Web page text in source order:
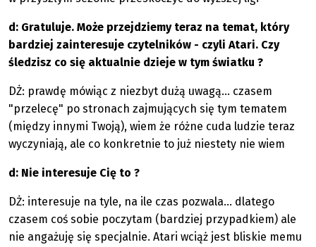
d: Gratuluje. Może przejdziemy teraz na temat, który
bardziej zainteresuje czytelników - czyli Atari. Czy
śledzisz co się aktualnie dzieje w tym światku ?
DŻ: prawdę mówiąc z niezbyt dużą uwagą... czasem
"przelecę" po stronach zajmujących się tym tematem
(między innymi Twoją), wiem że różne cuda ludzie teraz
wyczyniają, ale co konkretnie to już niestety nie wiem
d: Nie interesuje Cię to ?
DŻ: interesuje na tyle, na ile czas pozwala... dlatego
czasem coś sobie poczytam (bardziej przypadkiem) ale
nie angażuję się specjalnie. Atari wciąż jest bliskie memu